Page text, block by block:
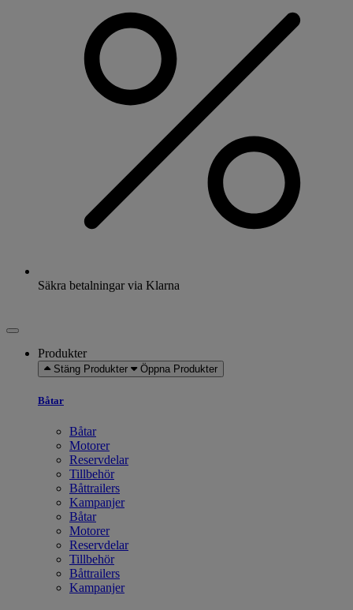
Säkra betalningar via Klarna
Produkter
Stäng Produkter Öppna Produkter
Båtar
Båtar
Motorer
Reservdelar
Tillbehör
Båttrailers
Kampanjer
Båtar
Motorer
Reservdelar
Tillbehör
Båttrailers
Kampanjer